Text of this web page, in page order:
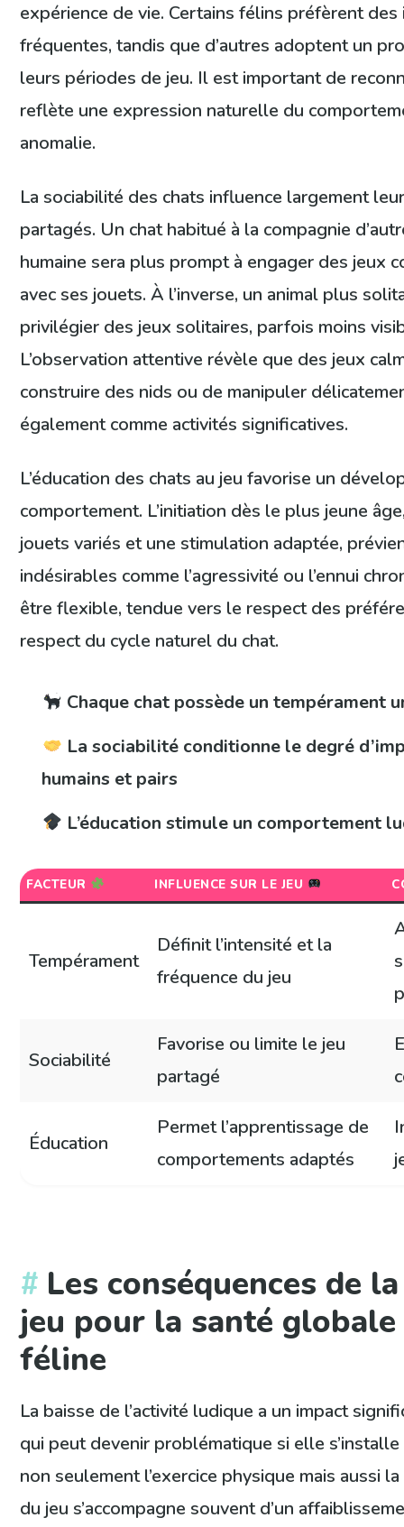
expérience de vie. Certains félins préfèrent
fréquentes, tandis que d’autres adoptent un
leurs périodes de jeu. Il est important de
reflète une expression naturelle du
anomalie.
La sociabilité des chats influence largement
partagés. Un chat habitué à la compagnie
humaine sera plus prompt à engager des jeux
avec ses jouets. À l’inverse, un animal plus
privilégier des jeux solitaires, parfois moins
L’observation attentive révèle que des jeux
construire des nids ou de manipuler
également comme activités significatives.
L’éducation des chats au jeu favorise un
comportement. L’initiation dès le plus jeune
jouets variés et une stimulation adaptée,
indésirables comme l’agressivité ou l’ennui
être flexible, tendue vers le respect des
respect du cycle naturel du chat.
Chaque chat possède un tempérament
La sociabilité conditionne le degré
humains et pairs
L’éducation stimule un comportement
FACTEUR INFLUENCE SUR LE JEU
Tempérament
Définit l’intensité et la
fréquence du jeu
Sociabilité
Favorise ou limite le jeu
partagé
Éducation
Permet l’apprentissage de
comportements adaptés
Les conséquences de
jeu pour la santé
féline
La baisse de l’activité ludique a un impact
qui peut devenir problématique si elle
non seulement l’exercice physique mais aussi
du jeu s’accompagne souvent d’un